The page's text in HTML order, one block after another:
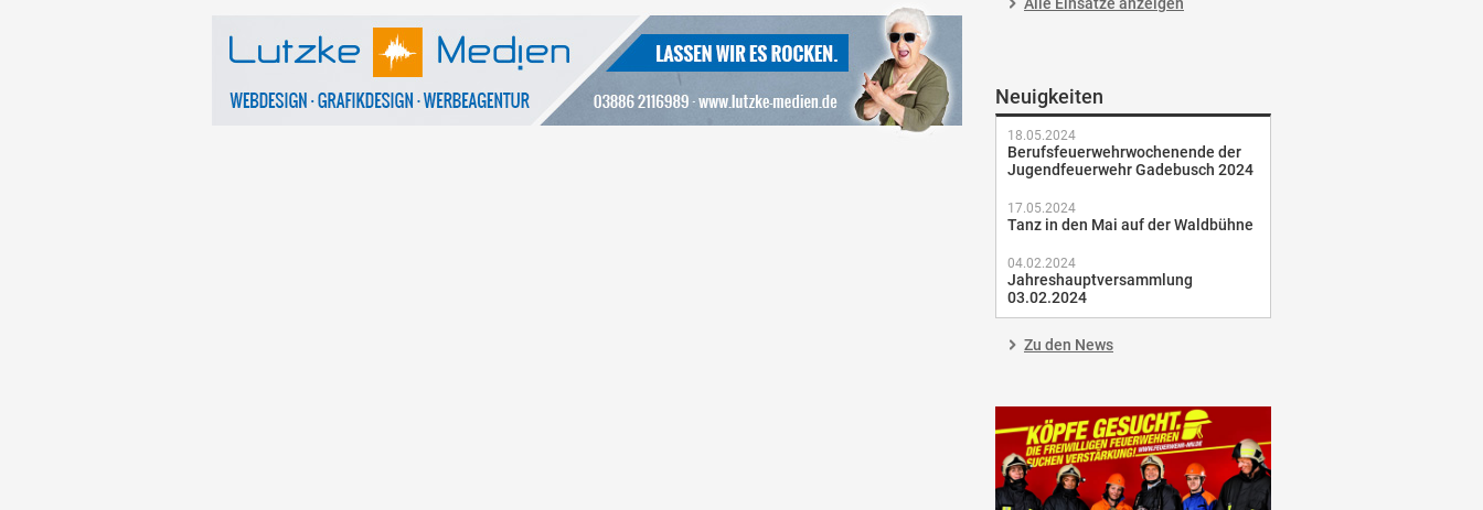
Neuigkeiten
18.05.2024
Berufsfeuerwehrwochenende der
Jugendfeuerwehr Gadebusch 2024
17.05.2024
Tanz in den Mai auf der Waldbühne
04.02.2024
Jahreshauptversammlung
03.02.2024
Zu den News